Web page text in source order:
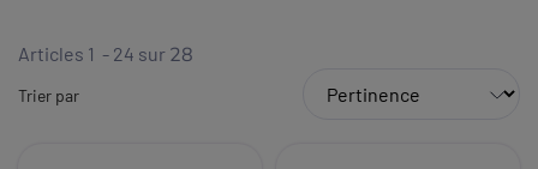
Articles 1 - 24 sur 28
Trier par